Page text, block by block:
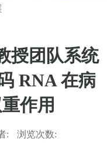
授团队系统
RNA 在病
作用
: 浏览次数: